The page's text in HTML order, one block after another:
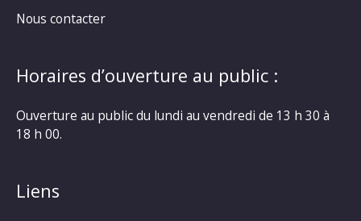
Nous contacter
Horaires d’ouverture au public :
Ouverture au public du lundi au vendredi de 13 h 30 à
18 h 00.
Liens